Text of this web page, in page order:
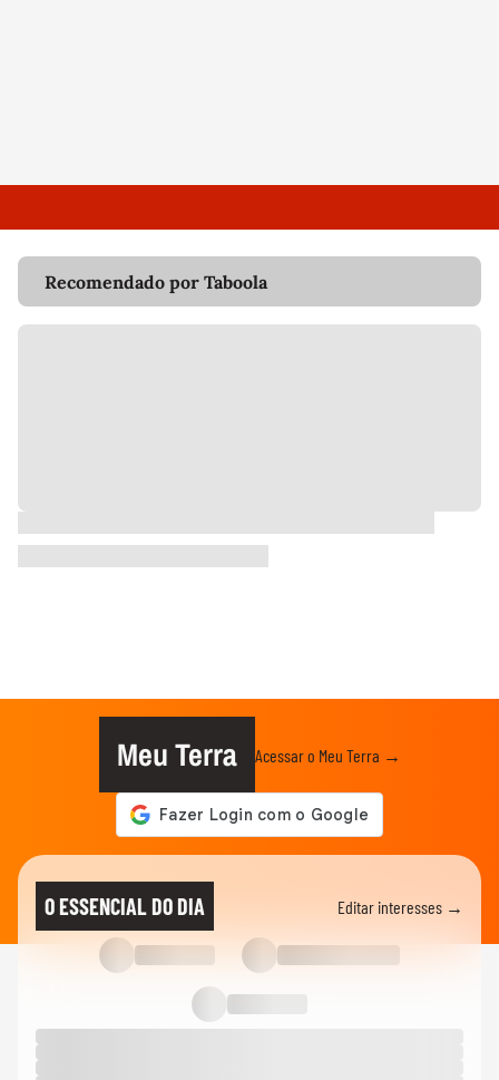
Recomendado por Taboola
Meu Terra Acessar o Meu Terra →
O ESSENCIAL DO DIA Editar interesses →